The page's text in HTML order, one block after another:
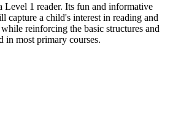
Level 1 reader. Its fun and informative
capture a child's interest in reading and
reinforcing the basic structures and
in most primary courses.